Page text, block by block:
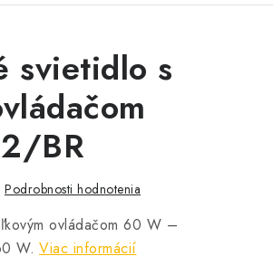
svietidlo s
BR
Podrobnosti hodnotenia
ovládačom 60 W –
W. Viac informácií